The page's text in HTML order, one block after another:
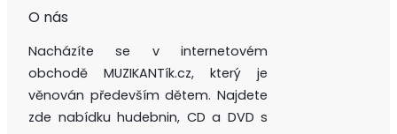
O nás
Nacházíte se v internetovém
obchodě MUZIKANTík.cz, který je
věnován především dětem. Najdete
zde nabídku hudebnin, CD a DVD s